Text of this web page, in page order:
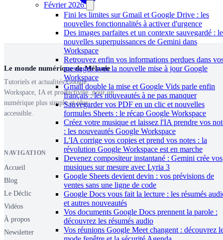
Février 2026
Fini les limites sur Gmail et Google Drive : les
nouvelles fonctionnalités à activer d'urgence
Des images parfaites et un contexte sauvegardé :
nouvelles superpuissances de Gemini dans
Workspace
Retrouvez enfin vos informations perdues dans
messages avec la nouvelle mise à jour Google
Workspace
Gmail double la mise et Google Vids parle enfin
français : les nouveautés à ne pas manquer
Sauvegarder vos PDF en un clic et nouvelles
formules Sheets : le récap Google Workspace
Créez votre musique et laissez l'IA prendre vos
: les nouveautés Google Workspace
L'IA corrige vos copies et prend vos notes : la
révolution Google Workspace est en marche
Devenez compositeur instantané : Gemini crée vos
musiques sur mesure avec Lyria 3
Google Sheets devient devin : vos prévisions de
ventes sans une ligne de code
Google Docs vous fait la lecture : les résumés
et autres nouveautés
Vos documents Google Docs prennent la parole :
découvrez les résumés audio
Vos réunions Google Meet changent : découvrez
Le monde numérique de Mélanie
Tutoriels et actualités Google
Workspace, IA et productivité, pour un
numérique plus simple et plus
accessible.
NAVIGATION
Accueil
Blog
Le Déclic
Vidéos
À propos
Newsletter